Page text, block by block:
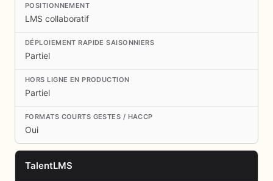
LMS collaboratif
Partiel
Partiel
Oui
TalentLMS